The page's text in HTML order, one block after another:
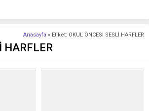
Anasayfa » Etiket: OKUL ÖNCESİ SESLİ HARFLER
HARFLER